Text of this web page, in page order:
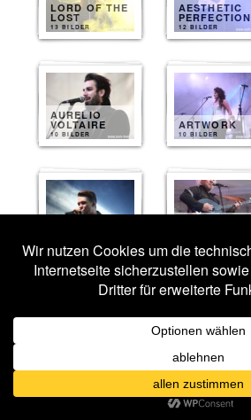
LORD OF THE
LOST
13 BILDER
AESTHETIC
PERFECTION
12 BILDER
AURELIO
VOLTAIRE
10 BILDER
ARTWORK
10 BILDER
KYOLL